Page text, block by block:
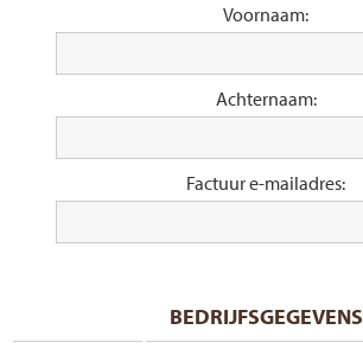
Voornaam:
Achternaam:
Factuur e-mailadres:
BEDRIJFSGEGEVENS